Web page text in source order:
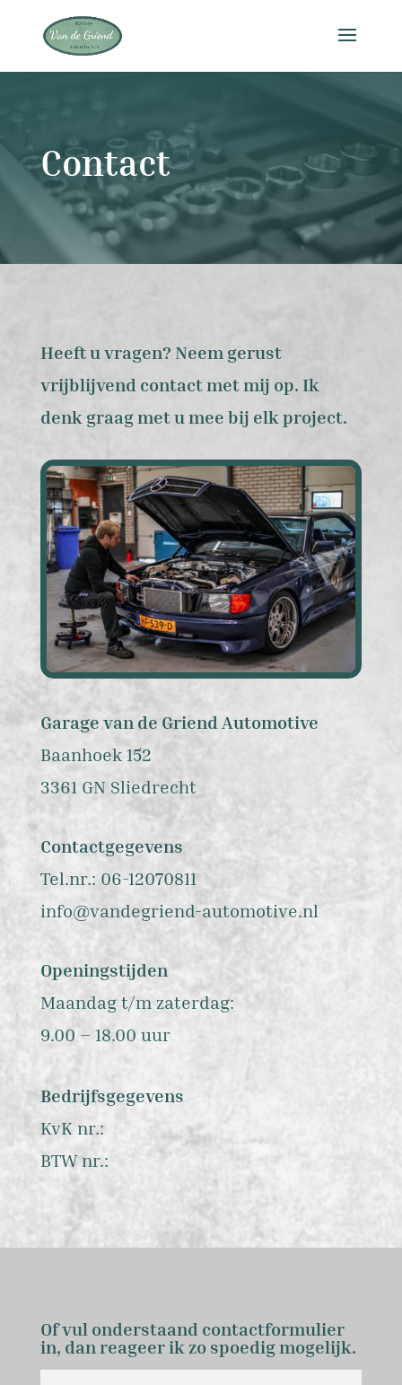
Contact
Heeft u vragen? Neem gerust
vrijblijvend contact met mij op. Ik
denk graag met u mee bij elk project.
Garage van de Griend Automotive
Baanhoek 152
3361 GN Sliedrecht
Contactgegevens
Tel.nr.: 06-12070811
info@vandegriend-automotive.nl
Openingstijden
Maandag t/m zaterdag:
9.00 – 18.00 uur
Bedrijfsgegevens
KvK nr.:
BTW nr.:
Of vul onderstaand contactformulier
in, dan reageer ik zo spoedig mogelijk.